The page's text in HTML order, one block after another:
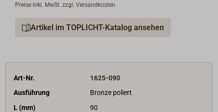
Preise inkl. MwSt. zzgl. Versandkosten
Artikel im TOPLICHT-Katalog ansehen
Art-Nr.
1625-090
Ausführung
Bronze poliert
L (mm)
90